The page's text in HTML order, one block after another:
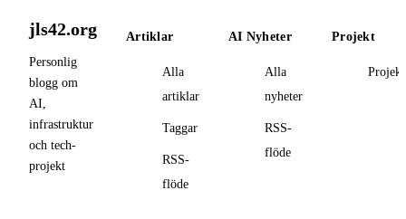
jls42.org
Personlig
blogg om
AI,
infrastruktur
och tech-
projekt
Artiklar
Alla
artiklar
Taggar
RSS-
flöde
AI Nyheter
Alla
nyheter
RSS-
flöde
Projekt
Projekt